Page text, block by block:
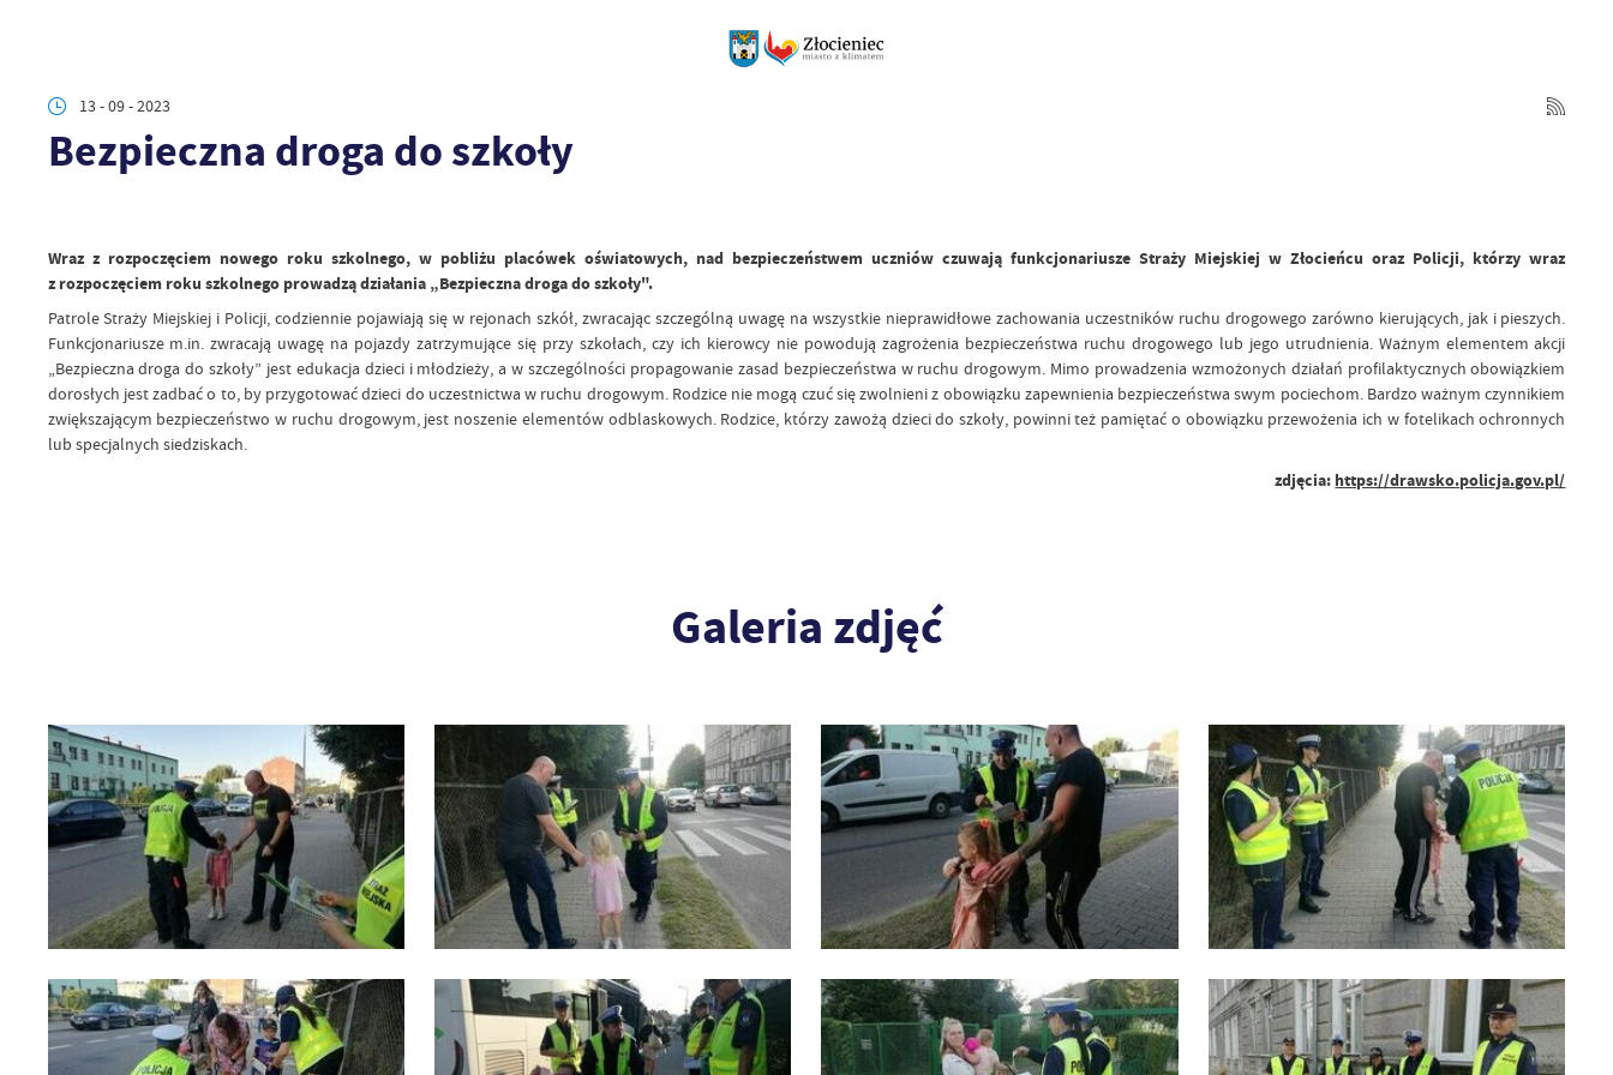
13 - 09 - 2023
Bezpieczna droga do szkoły
Wraz z rozpoczęciem nowego roku szkolnego, w pobliżu placówek oświatowych, nad bezpieczeństwem uczniów czuwają funkcjonariusze Straży Miejskiej w Złocieńcu oraz Policji, którzy wraz
z rozpoczęciem roku szkolnego prowadzą działania „Bezpieczna droga do szkoły".
Patrole Straży Miejskiej i Policji, codziennie pojawiają się w rejonach szkół, zwracając szczególną uwagę na wszystkie nieprawidłowe zachowania uczestników ruchu drogowego zarówno kierujących, jak i pieszych.
Funkcjonariusze m.in. zwracają uwagę na pojazdy zatrzymujące się przy szkołach, czy ich kierowcy nie powodują zagrożenia bezpieczeństwa ruchu drogowego lub jego utrudnienia. Ważnym elementem akcji
„Bezpieczna droga do szkoły” jest edukacja dzieci i młodzieży, a w szczególności propagowanie zasad bezpieczeństwa w ruchu drogowym. Mimo prowadzenia wzmożonych działań profilaktycznych obowiązkiem
dorosłych jest zadbać o to, by przygotować dzieci do uczestnictwa w ruchu drogowym. Rodzice nie mogą czuć się zwolnieni z obowiązku zapewnienia bezpieczeństwa swym pociechom. Bardzo ważnym czynnikiem
zwiększającym bezpieczeństwo w ruchu drogowym, jest noszenie elementów odblaskowych. Rodzice, którzy zawożą dzieci do szkoły, powinni też pamiętać o obowiązku przewożenia ich w fotelikach ochronnych
lub specjalnych siedziskach.
zdjęcia: https://drawsko.policja.gov.pl/
Galeria zdjęć